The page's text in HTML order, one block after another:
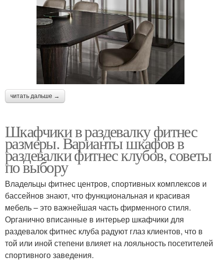
читать дальше →
Шкафчики в раздевалку фитнес
размеры. Варианты шкафов в
раздевалки фитнес клубов, советы
по выбору
Владельцы фитнес центров, спортивных комплексов и
бассейнов знают, что функциональная и красивая
мебель – это важнейшая часть фирменного стиля.
Органично вписанные в интерьер шкафчики для
раздевалок фитнес клуба радуют глаз клиентов, что в
той или иной степени влияет на лояльность посетителей
спортивного заведения.